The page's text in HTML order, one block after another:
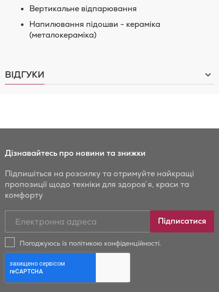
Вертикальне відпарювання
Напилювання підошви - кераміка
(металокераміка)
ВІДГУКИ
Дізнавайтесь про новини та знижки
Підпишіться на розсилку та отримуйте найкращі
пропозиції щодо техніки для здоров`я, краси та
комфорту
новини
та
Бойрер:
Підписатися
Погоджуюсь із політикою конфіденційності.